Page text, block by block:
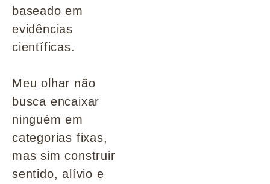
baseado em
evidências
científicas.
Meu olhar não
busca encaixar
ninguém em
categorias fixas,
mas sim construir
sentido, alívio e